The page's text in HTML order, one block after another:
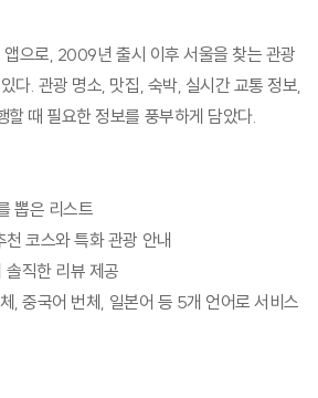
으로, 2009년 출시 이후 서울을 찾는 관광
다. 관광 명소, 맛집, 숙박, 실시간 교통 정보,
할 때 필요한 정보를 풍부하게 담았다.
뽑은 리스트
코스와 특화 관광 안내
솔직한 리뷰 제공
, 중국어 번체, 일본어 등 5개 언어로 서비스